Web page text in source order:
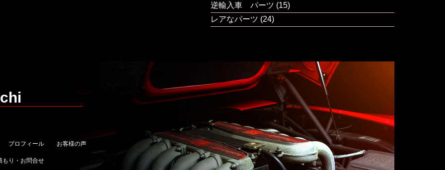
逆輸入車 パーツ (15)
レアなパーツ (24)
プロフィール お客様の声
もり・お問合せ